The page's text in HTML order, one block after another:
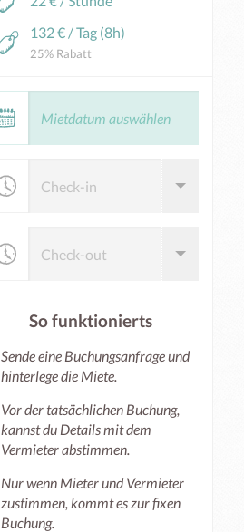
132 € / Tag (8h)
25% Rabatt
So funktionierts
Sende eine Buchungsanfrage und
hinterlege die Miete.
Vor der tatsächlichen Buchung,
kannst du Details mit dem
Vermieter abstimmen.
Nur wenn Mieter und Vermieter
zustimmen, kommt es zur fixen
Buchung.